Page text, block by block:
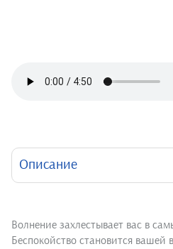
Описание
Волнение захлестывает вас в
Беспокойство становится